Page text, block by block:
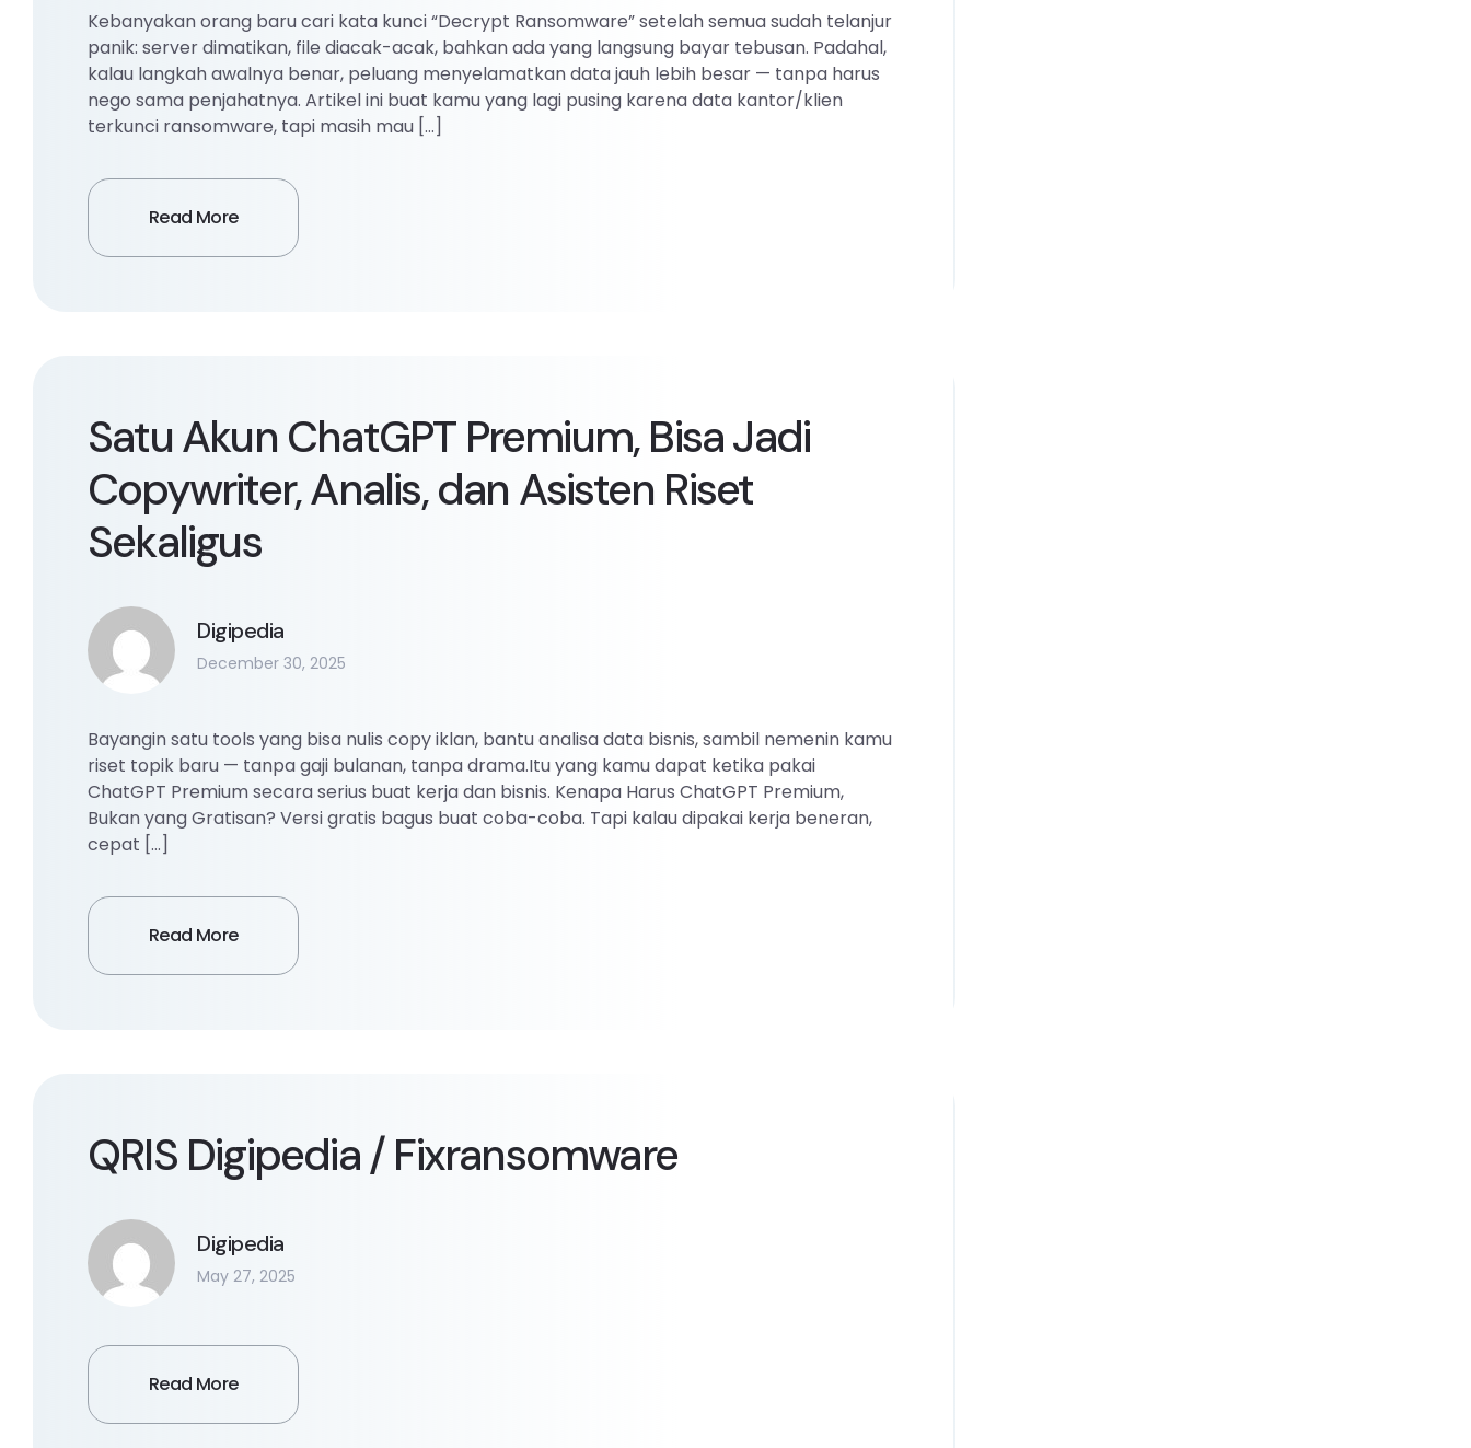
Kebanyakan orang baru cari kata kunci “Decrypt Ransomware” setelah semua sudah telanjur
panik: server dimatikan, file diacak-acak, bahkan ada yang langsung bayar tebusan. Padahal,
kalau langkah awalnya benar, peluang menyelamatkan data jauh lebih besar — tanpa harus
nego sama penjahatnya. Artikel ini buat kamu yang lagi pusing karena data kantor/klien
terkunci ransomware, tapi masih mau […]
Read More
Satu Akun ChatGPT Premium, Bisa Jadi
Copywriter, Analis, dan Asisten Riset
Sekaligus
Digipedia
December 30, 2025
Bayangin satu tools yang bisa nulis copy iklan, bantu analisa data bisnis, sambil nemenin kamu
riset topik baru — tanpa gaji bulanan, tanpa drama.Itu yang kamu dapat ketika pakai
ChatGPT Premium secara serius buat kerja dan bisnis. Kenapa Harus ChatGPT Premium,
Bukan yang Gratisan? Versi gratis bagus buat coba-coba. Tapi kalau dipakai kerja beneran,
cepat […]
Read More
QRIS Digipedia / Fixransomware
Digipedia
May 27, 2025
Read More